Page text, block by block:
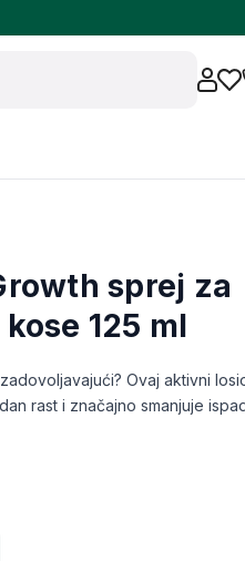
sprej za
125 ml
Ovaj aktivni
rast i značajno smanjuje